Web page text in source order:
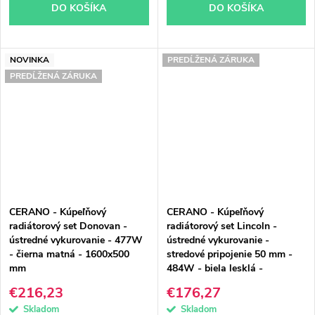
DO KOŠÍKA DO KOŠÍKA
NOVINKA
PREDĹŽENÁ ZÁRUKA
CERANO - Kúpeľňový
radiátorový set Donovan -
ústredné vykurovanie - 477W
- čierna matná - 1600x500
mm
€216,23
Skladom
PREDĹŽENÁ ZÁRUKA
CERANO - Kúpeľňový
radiátorový set Lincoln -
ústredné vykurovanie -
stredové pripojenie 50 mm -
484W - biela lesklá -
€176,27
Skladom